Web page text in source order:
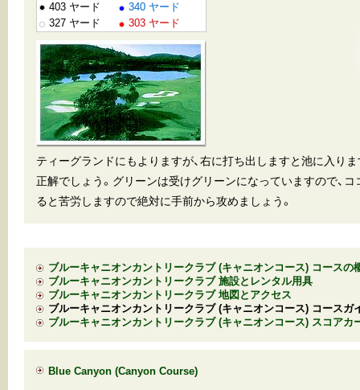
403 ヤード
340 ヤード
327 ヤード
303 ヤード
ティーグランドにもよりますが、右に打ち出しますと池に入り
正解でしょう。グリーンは受けグリーンになっていますので、
ると苦労しますので絶対に手前から攻めましょう。
ブルーキャニオンカントリークラブ (キャニオンコース) コースの
ブルーキャニオンカントリークラブ 施設とレンタル用具
ブルーキャニオンカントリークラブ 地図とアクセス
ブルーキャニオンカントリークラブ (キャニオンコース) コースガ
ブルーキャニオンカントリークラブ (キャニオンコース) スコアカ
Blue Canyon (Canyon Course)